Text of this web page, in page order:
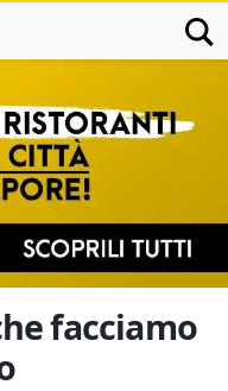
facciamo